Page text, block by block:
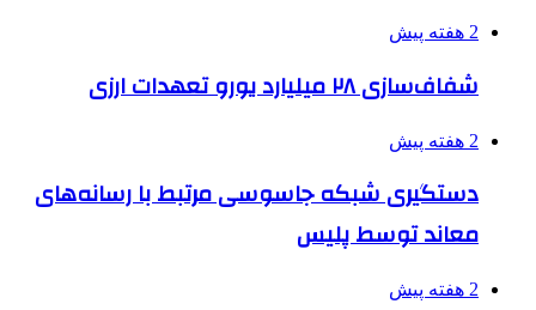
2 هفته پیش
شفاف‌سازی ۲۸ میلیارد یورو تعهدات ارزی
2 هفته پیش
دستگیری شبکه جاسوسی مرتبط با رسانه‌های
معاند توسط پلیس
2 هفته پیش